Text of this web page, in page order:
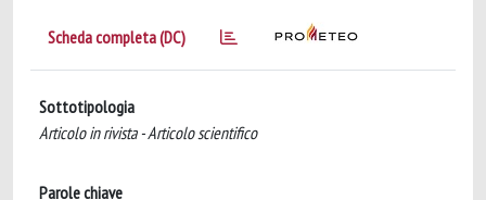
Scheda completa (DC)
Sottotipologia
Articolo in rivista - Articolo scientifico
Parole chiave